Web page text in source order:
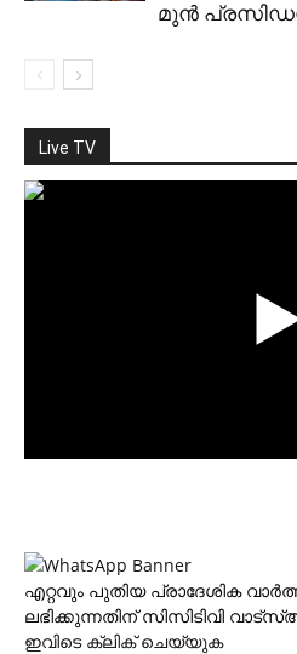
മുന്‍
Live TV
എറ്റവും പുതിയ പ്രാദേശിക
ലഭിക്കുന്നതിന് സിസിടിവി
ഇവിടെ ക്ലിക് ചെയ്യുക